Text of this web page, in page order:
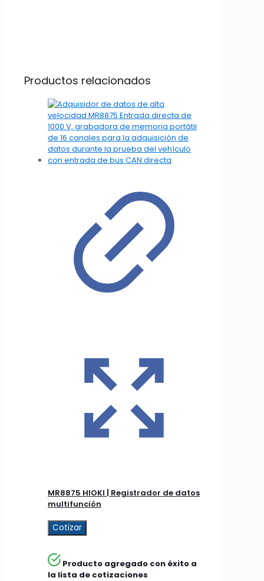
Productos relacionados
MR8875 HIOKI | Registrador de datos
multifunción
Cotizar
Producto agregado con éxito a
la lista de cotizaciones